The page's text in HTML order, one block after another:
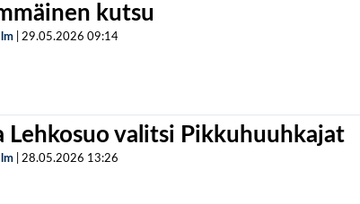
kutsu
29.05.2026 09:14
Lehkosuo valitsi Pikkuhuuhkajat
28.05.2026 13:26